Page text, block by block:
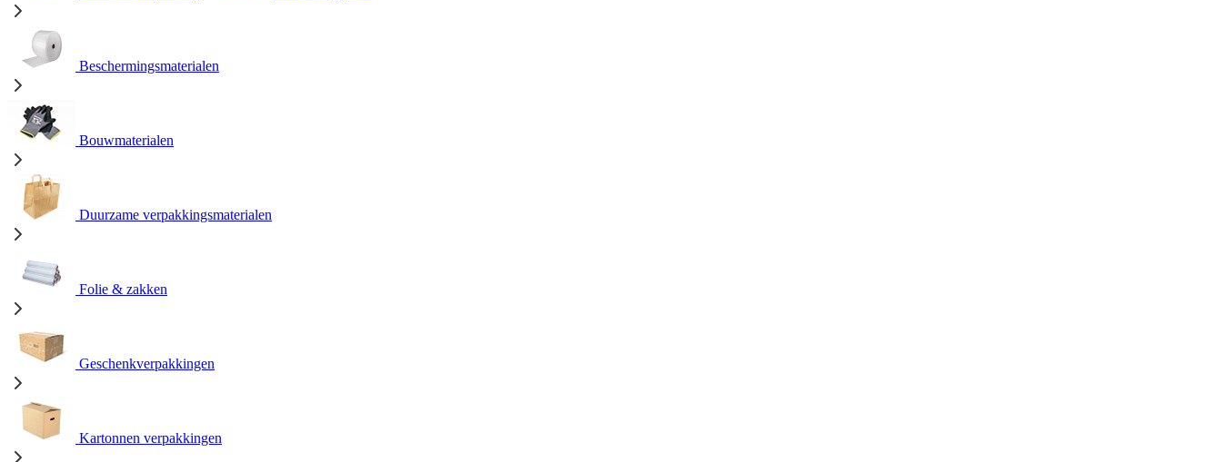
Beschermingsmaterialen
Bouwmaterialen
Duurzame verpakkingsmaterialen
Folie & zakken
Geschenkverpakkingen
Kartonnen verpakkingen